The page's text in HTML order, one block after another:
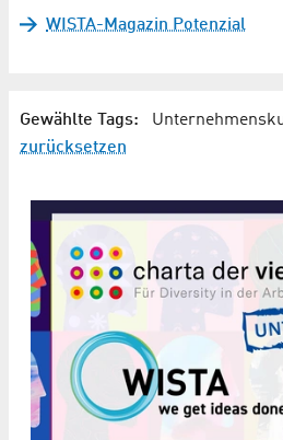
WISTA-Magazin Potenzial
Gewählte Tags:
zurücksetzen